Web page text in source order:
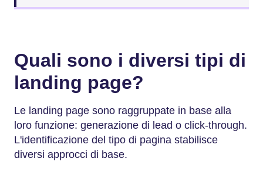
Quali sono i diversi tipi di
landing page?
Le landing page sono raggruppate in base alla
loro funzione: generazione di lead o click-through.
L'identificazione del tipo di pagina stabilisce
diversi approcci di base.